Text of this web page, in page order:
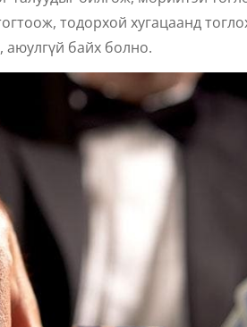
тодорхой хугацаанд
аюулгүй байх болно.